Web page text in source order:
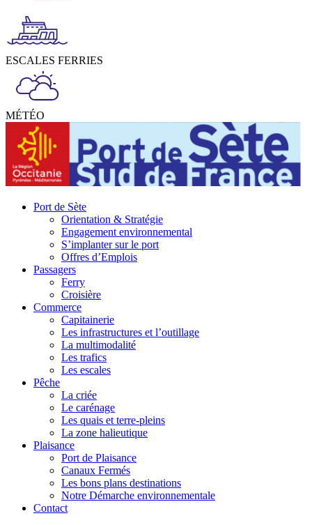
ESCALES FERRIES
MÉTÉO
Port de Sète
Orientation & Stratégie
Engagement environnemental
S’implanter sur le port
Offres d’Emplois
Passagers
Ferry
Croisière
Commerce
Capitainerie
Les infrastructures et l’outillage
La multimodalité
Les trafics
Les escales
Pêche
La criée
Le carénage
Les quais et terre-pleins
La zone halieutique
Plaisance
Port de Plaisance
Canaux Fermés
Les bons plans destinations
Notre Démarche environnementale
Contact